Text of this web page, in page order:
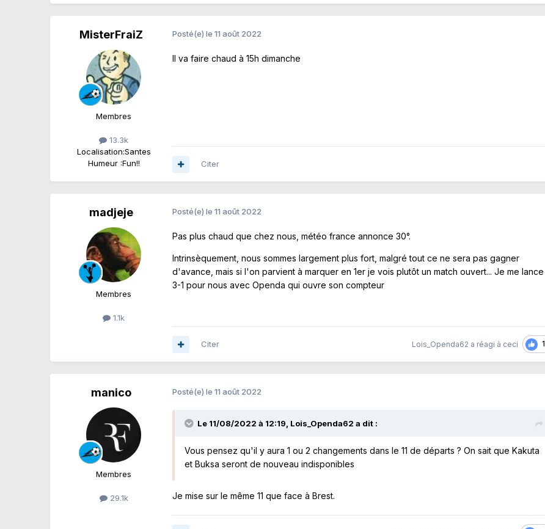
MisterFraiZ
Membres
13.3k
Localisation:Santes
Humeur :Fun!!
Posté(e)le 11 août 2022
Il va faire chaud à 15h dimanche
Citer
madjeje
Membres
1.1k
Posté(e)le 11 août 2022
Pas plus chaud que chez nous, météo france annonce 30°.
Intrinsèquement, nous sommes largement plus fort, malgré tout ce ne sera pas gagner
d'avance, mais si l'on parvient à marquer en 1er je vois plutôt un match ouvert... Je me lance
3-1 pour nous avec Openda qui ouvre son compteur
Lois_Openda62 a réagi à ceci 1
Citer
manico
Membres
29.1k
Posté(e)le 11 août 2022
Le 11/08/2022 à 12:19, Lois_Openda62 a dit :
Vous pensez qu'il y aura 1 ou 2 changements dans le 11 de départs ? On sait que Kakuta
et Buksa seront de nouveau indisponibles
Je mise sur le même 11 que face à Brest.